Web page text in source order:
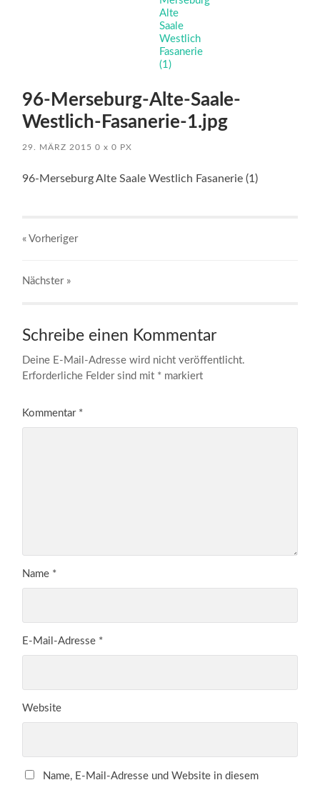
96-Merseburg-Alte-Saale-
Westlich-Fasanerie-1.jpg
29. MÄRZ 2015 0x 0 PX
96-Merseburg Alte Saale Westlich Fasanerie (1)
« Vorheriger
Nächster »
Schreibe einen Kommentar
Deine E-Mail-Adresse wird nicht veröffentlicht.
Erforderliche Felder sind mit * markiert
Kommentar *
Name *
E-Mail-Adresse *
Website
Name, E-Mail-Adresse und Website in diesem